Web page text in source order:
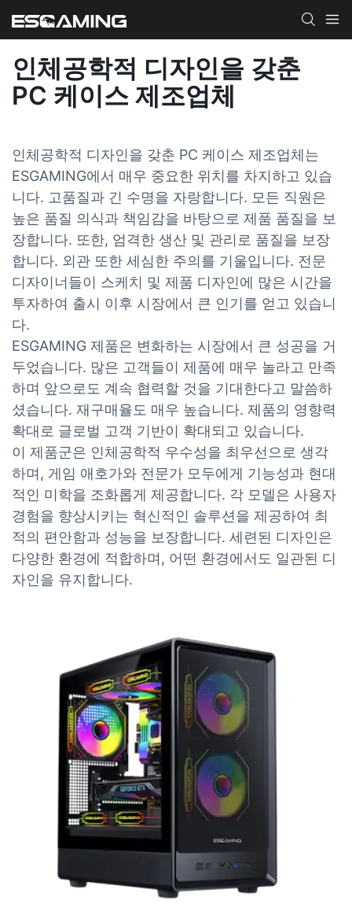
인체공학적 디자인을 갖춘
PC 케이스 제조업체
인체공학적 디자인을 갖춘 PC 케이스 제조업체는
ESGAMING에서 매우 중요한 위치를 차지하고 있습
니다. 고품질과 긴 수명을 자랑합니다. 모든 직원은
높은 품질 의식과 책임감을 바탕으로 제품 품질을 보
장합니다. 또한, 엄격한 생산 및 관리로 품질을 보장
합니다. 외관 또한 세심한 주의를 기울입니다. 전문
디자이너들이 스케치 및 제품 디자인에 많은 시간을
투자하여 출시 이후 시장에서 큰 인기를 얻고 있습니
다.
ESGAMING 제품은 변화하는 시장에서 큰 성공을 거
두었습니다. 많은 고객들이 제품에 매우 놀라고 만족
하며 앞으로도 계속 협력할 것을 기대한다고 말씀하
셨습니다. 재구매율도 매우 높습니다. 제품의 영향력
확대로 글로벌 고객 기반이 확대되고 있습니다.
이 제품군은 인체공학적 우수성을 최우선으로 생각
하며, 게임 애호가와 전문가 모두에게 기능성과 현대
적인 미학을 조화롭게 제공합니다. 각 모델은 사용자
경험을 향상시키는 혁신적인 솔루션을 제공하여 최
적의 편안함과 성능을 보장합니다. 세련된 디자인은
다양한 환경에 적합하며, 어떤 환경에서도 일관된 디
자인을 유지합니다.